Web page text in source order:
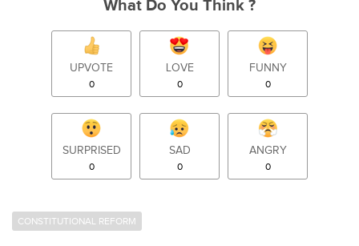
What Do You Think ?
UPVOTE
0
LOVE
0
FUNNY
0
SURPRISED
0
SAD
0
ANGRY
0
CONSTITUTIONAL REFORM